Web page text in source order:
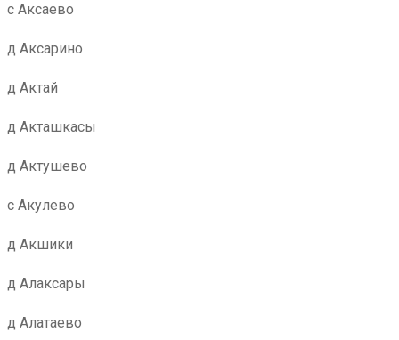
с Аксаево
д Аксарино
д Актай
д Акташкасы
д Актушево
с Акулево
д Акшики
д Алаксары
д Алатаево